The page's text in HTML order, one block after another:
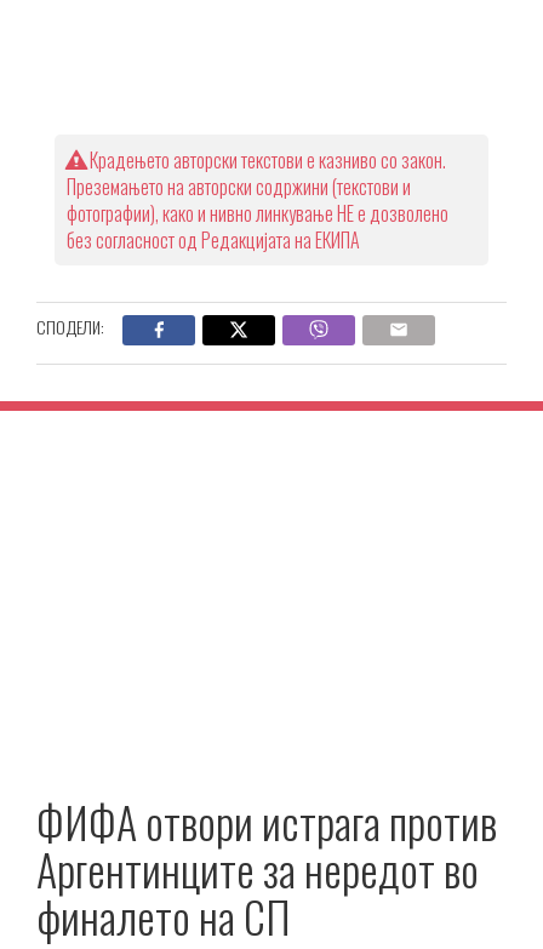
Крадењето авторски текстови е казниво со закон.
Преземањето на авторски содржини (текстови и
фотографии), како и нивно линкување НЕ е дозволено
без согласност од Редакцијата на ЕКИПА
СПОДЕЛИ:
ФИФА отвори истрага против
Аргентинците за нередот во
финалето на СП